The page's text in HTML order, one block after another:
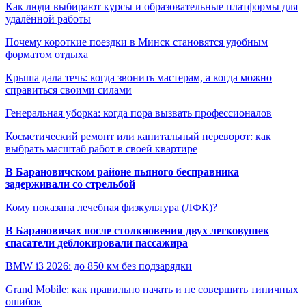
Как люди выбирают курсы и образовательные платформы для
удалённой работы
Почему короткие поездки в Минск становятся удобным
форматом отдыха
Крыша дала течь: когда звонить мастерам, а когда можно
справиться своими силами
Генеральная уборка: когда пора вызвать профессионалов
Косметический ремонт или капитальный переворот: как
выбрать масштаб работ в своей квартире
В Барановичском районе пьяного бесправника
задерживали со стрельбой
Кому показана лечебная физкультура (ЛФК)?
В Барановичах после столкновения двух легковушек
спасатели деблокировали пассажира
BMW i3 2026: до 850 км без подзарядки
Grand Mobile: как правильно начать и не совершить типичных
ошибок